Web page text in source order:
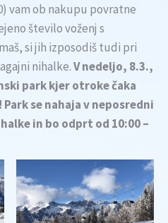
vam ob nakupu povratne
število voženj s
si jih izposodiš tudi pri
nihalke.V nedeljo, 8.3.,
park kjer otroke čaka
se nahaja v neposredni
in bo odprt od 10:00 –